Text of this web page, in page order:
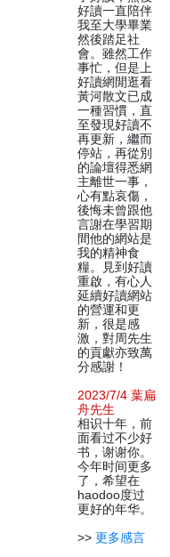
好讀一直陪伴
我至大學畢業
然後踏足社
會。雖然工作
事忙，但是上
好讀網閒逛看
黃河散文已成
一種習慣，直
至發現好讀不
再更新，繼而
停站，再從別
的論壇得悉網
主離世一事，
心有點哀傷，
後悔未曾跟他
言謝在學習期
間他的網站是
我的精神食
糧。見到好讀
重啟，有心人
延續好讀網站
的營運和更
新，很是感
激，對周先生
的貢獻亦致萬
分感謝！
2023/7/4 葉扁
舟先生
相识十年，前
面看过不少好
书，谢谢你。
今年时间更多
了，希望在
haodoo度过
更好的年华。
>> 更多感言